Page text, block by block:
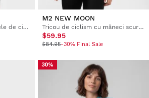
Pantaloni scurți cu bretele de ciclism pentru femei
M2 NEW MOON
Tricou de ciclism cu mâneci scurte pentru femei
$59.95
$84.95-30% Final Sale
30%